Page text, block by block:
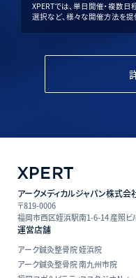
XPERTでは、単日開催・複数
選択など、様々な開催方法を提
アークメディカルジャパン株式会
〒819-0006
福岡市西区姪浜駅南1-6-14 産照ビ
運営店舗
アーク鍼灸整骨院 姪浜院
アーク鍼灸整骨院 南九州市院